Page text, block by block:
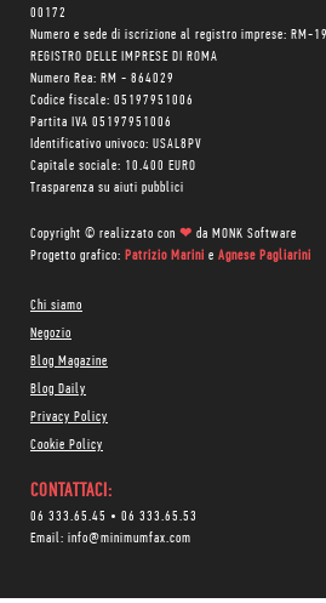
00172
Numero e sede di iscrizione al registro imprese:
REGISTRO DELLE IMPRESE DI ROMA
Numero Rea: RM - 864029
Codice fiscale: 05197951006
Partita IVA 05197951006
Identificativo univoco: USAL8PV
Capitale sociale: 10.400 EURO
Trasparenza su aiuti pubblici
Copyright © realizzato con ❤ da MONK Software
Progetto grafico: Patrizio Marini e Agnese Pagliarini
Chi siamo
Negozio
Blog Magazine
Blog Daily
Privacy Policy
Cookie Policy
CONTATTACI:
06 333.65.45 • 06 333.65.53
Email: info@minimumfax.com